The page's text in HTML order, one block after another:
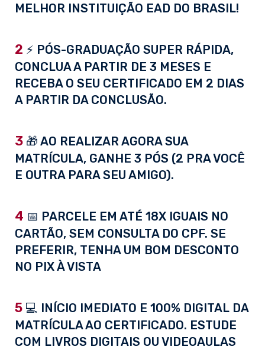
MELHOR INSTITUIÇÃO EAD DO BRASIL!
2 ⚡ PÓS-GRADUAÇÃO SUPER RÁPIDA,
CONCLUA A PARTIR DE 3 MESES E
RECEBA O SEU CERTIFICADO EM 2 DIAS
A PARTIR DA CONCLUSÃO.
3 🎁 AO REALIZAR AGORA SUA
MATRÍCULA, GANHE 3 PÓS (2 PRA VOCÊ
E OUTRA PARA SEU AMIGO).
4 📅 PARCELE EM ATÉ 18X IGUAIS NO
CARTÃO, SEM CONSULTA DO CPF. SE
PREFERIR, TENHA UM BOM DESCONTO
NO PIX À VISTA
5 💻 INÍCIO IMEDIATO E 100% DIGITAL DA
MATRÍCULA AO CERTIFICADO. ESTUDE
COM LIVROS DIGITAIS OU VIDEOAULAS